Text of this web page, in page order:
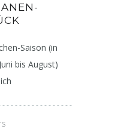
Saison (in
bis August)